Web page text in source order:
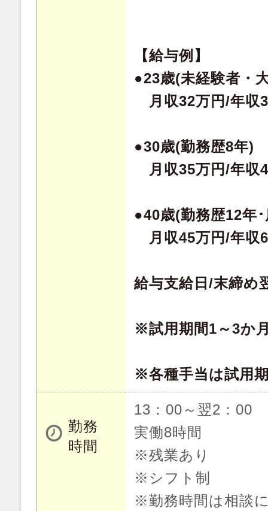
【給与例】
●23歳(未経験者・
月収32万円/年収
●30歳(勤務歴8年)
月収35万円/年収
●40歳(勤務歴12年
月収45万円/年収
給与支給日/末締め
※試用期間1～3か
※各種手当は試用
勤務
時間
13：00～翌2：00
実働8時間
※残業あり
※シフト制
※勤務時間は相談